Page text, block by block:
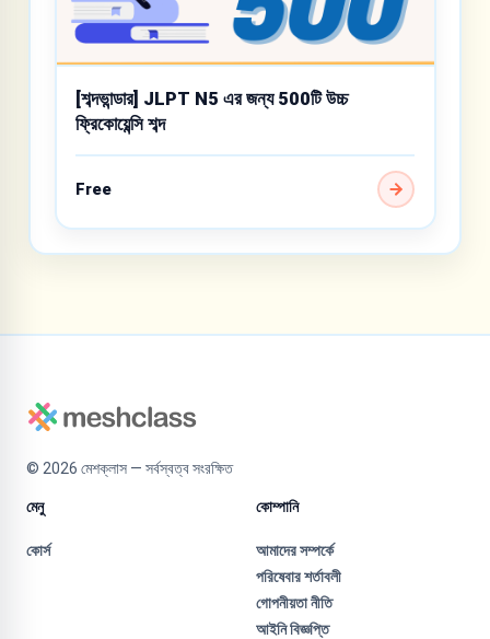
[শব্দভান্ডার] JLPT N5 এর জন্য 500টি উচ্চ
ফ্রিকোয়েন্সি শব্দ
Free
© 2026 মেশক্লাস — সর্বস্বত্ব সংরক্ষিত
মেনু
কোর্স
কোম্পানি
আমাদের সম্পর্কে
পরিষেবার শর্তাবলী
গোপনীয়তা নীতি
আইনি বিজ্ঞপ্তি